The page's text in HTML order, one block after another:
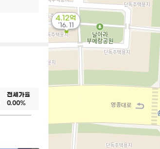
4.12억
'16. 11
전세가율
0.00%